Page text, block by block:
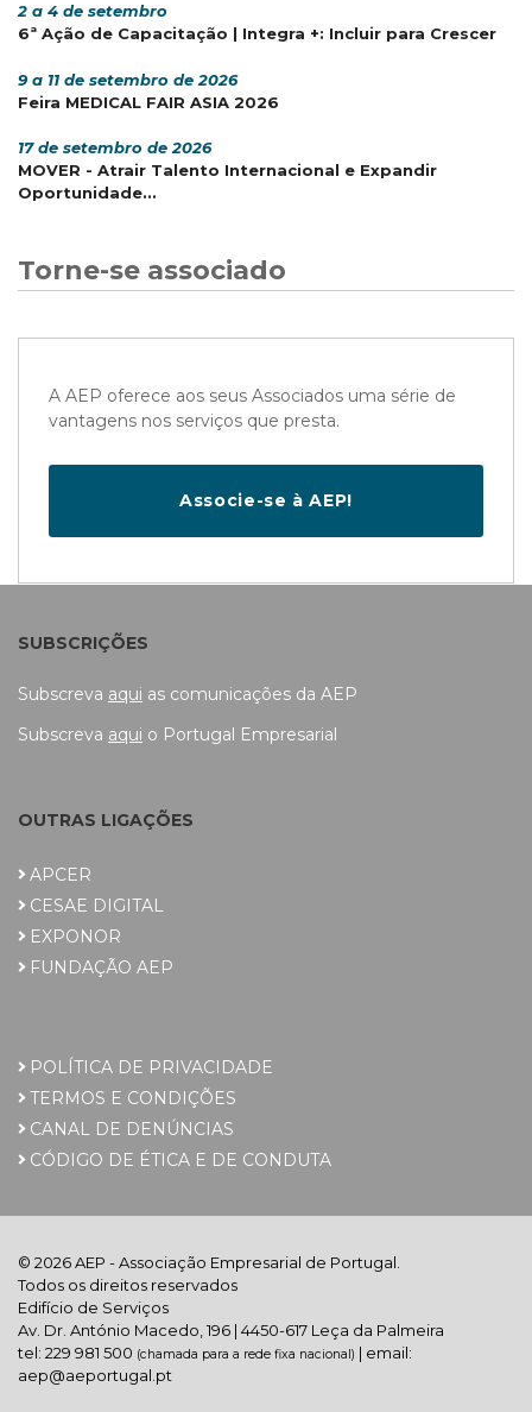
2 a 4 de setembro
6ª Ação de Capacitação | Integra +: Incluir para Crescer
9 a 11 de setembro de 2026
Feira MEDICAL FAIR ASIA 2026
17 de setembro de 2026
MOVER - Atrair Talento Internacional e Expandir
Oportunidade...
Torne-se associado
A AEP oferece aos seus Associados uma série de
vantagens nos serviços que presta.
Associe-se à AEP!
SUBSCRIÇÕES
Subscreva aqui as comunicações da AEP
Subscreva aqui o Portugal Empresarial
OUTRAS LIGAÇÕES
APCER
CESAE DIGITAL
EXPONOR
FUNDAÇÃO AEP
POLÍTICA DE PRIVACIDADE
TERMOS E CONDIÇÕES
CANAL DE DENÚNCIAS
CÓDIGO DE ÉTICA E DE CONDUTA
© 2026 AEP - Associação Empresarial de Portugal.
Todos os direitos reservados
Edifício de Serviços
Av. Dr. António Macedo, 196 | 4450-617 Leça da Palmeira
tel: 229 981 500 (chamada para a rede fixa nacional) | email:
aep@aeportugal.pt